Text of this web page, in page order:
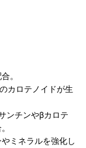
。
カロテノイドが生
ンチンやβカロテ
ミネラルを強化し